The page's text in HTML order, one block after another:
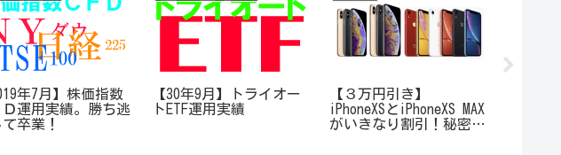
年7月】株価指数
Ｄ運用実績。勝ち逃
卒業！
【30年9月】トライオー
トETF運用実績
【３万円引き】
iPhoneXSとiPhoneXS MAX
がいきなり割引！秘密の